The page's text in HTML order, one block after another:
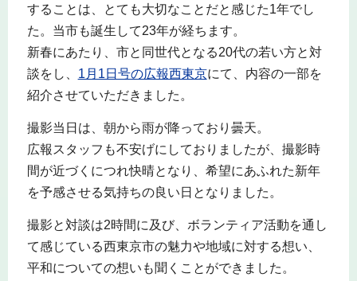
することは、とても大切なことだと感じた1年でし
た。当市も誕生して23年が経ちます。
新春にあたり、市と同世代となる20代の若い方と対
談をし、 1月1日号の広報西東京にて、内容の一部を
紹介させていただきました。
撮影当日は、朝から雨が降っており曇天。
広報スタッフも不安げにしておりましたが、撮影時
間が近づくにつれ快晴となり、希望にあふれた新年
を予感させる気持ちの良い日となりました。
撮影と対談は2時間に及び、ボランティア活動を通し
て感じている西東京市の魅力や地域に対する想い、
平和についての想いも聞くことができました。